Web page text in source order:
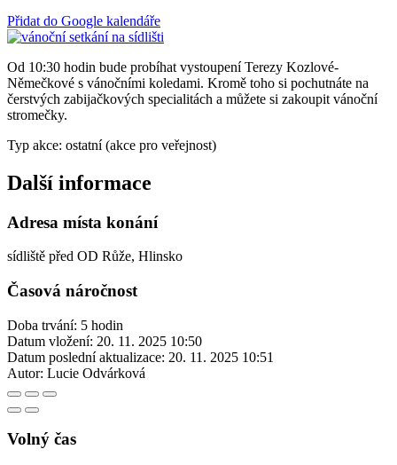
Přidat do Google kalendáře
Od 10:30 hodin bude probíhat vystoupení Terezy Kozlové-
Němečkové s vánočními koledami. Kromě toho si pochutnáte na
čerstvých zabijačkových specialitách a můžete si zakoupit vánoční
stromečky.
Typ akce: ostatní (akce pro veřejnost)
Další informace
Adresa místa konání
sídliště před OD Růže, Hlinsko
Časová náročnost
Doba trvání: 5 hodin
Datum vložení: 20. 11. 2025 10:50
Datum poslední aktualizace: 20. 11. 2025 10:51
Autor: Lucie Odvárková
Volný čas